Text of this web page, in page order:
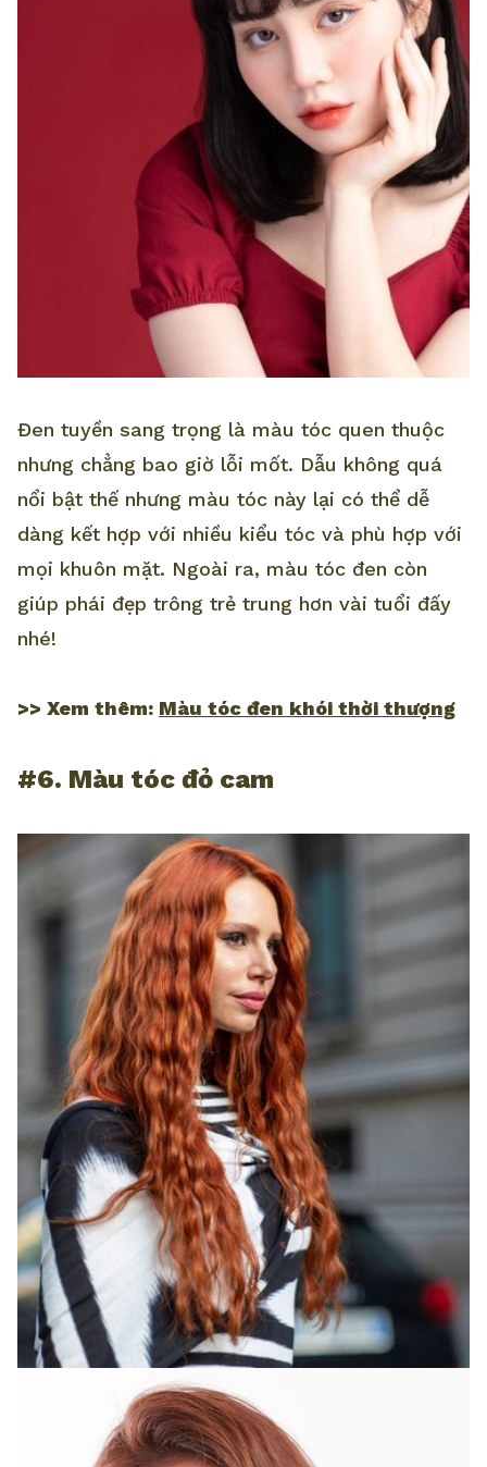
Đen tuyền sang trọng là màu tóc quen thuộc
nhưng chẳng bao giờ lỗi mốt. Dẫu không quá
nổi bật thế nhưng màu tóc này lại có thể dễ
dàng kết hợp với nhiều kiểu tóc và phù hợp với
mọi khuôn mặt. Ngoài ra, màu tóc đen còn
giúp phái đẹp trông trẻ trung hơn vài tuổi đấy
nhé!
>> Xem thêm: Màu tóc đen khói thời thượng
#6. Màu tóc đỏ cam